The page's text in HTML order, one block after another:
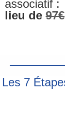
associatif :
lieu de 97€
Les 7